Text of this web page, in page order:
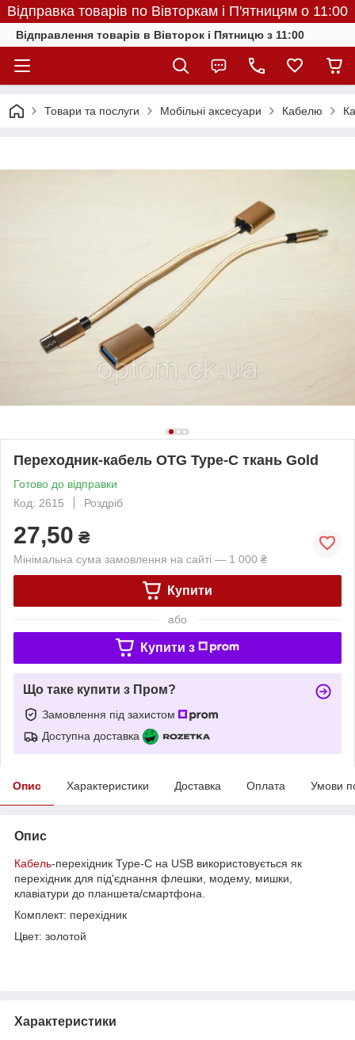
Відправка товарів по Вівторкам і П'ятницям о 11:00
Відправлення товарів в Вівторок і Пятницю з 11:00
Товари та послуги Мобільні аксесуари Кабелю
Переходник-кабель OTG Type-C ткань Gold
Готово до відправки
Код: 2615
Роздріб
27,50 ₴
Мінімальна сума замовлення на сайті — 1 000 ₴
Купити
або
Купити з
Що таке купити з Пром?
Замовлення під захистом
Доступна доставка
Опис Характеристики Доставка Оплата Умови
Опис
Кабель-перехідник Type-C на USB використовується як
перехідник для під'єднання флешки, модему, мишки,
клавіатури до планшета/смартфона.
Комплект: перехідник
Цвет: золотой
Характеристики